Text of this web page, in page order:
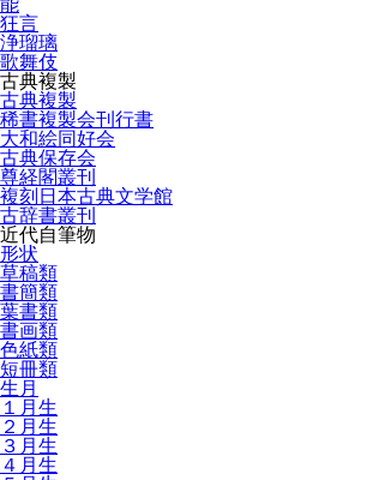
能
狂言
浄瑠璃
歌舞伎
古典複製
古典複製
稀書複製会刊行書
大和絵同好会
古典保存会
尊経閣叢刊
複刻日本古典文学館
古辞書叢刊
近代自筆物
形状
草稿類
書簡類
葉書類
書画類
色紙類
短冊類
生月
１月生
２月生
３月生
４月生